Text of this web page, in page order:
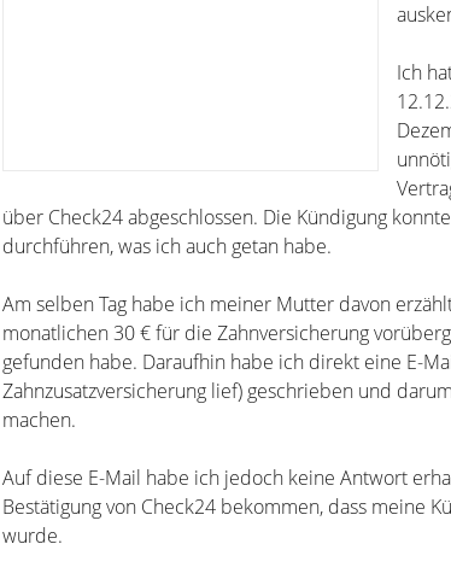
Ich
über Check24 abgeschlossen. Die Kündigung
durchführen, was ich auch getan habe.
Am selben Tag habe ich meiner Mutter davon
monatlichen 30 € für die Zahnversicherung
gefunden habe. Daraufhin habe ich direkt eine E-
Zahnzusatzversicherung lief) geschrieben und
machen.
Auf diese E-Mail habe ich jedoch keine Antwort
Bestätigung von Check24 bekommen, dass meine
wurde.